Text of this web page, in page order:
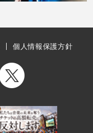
個人情報保護方針